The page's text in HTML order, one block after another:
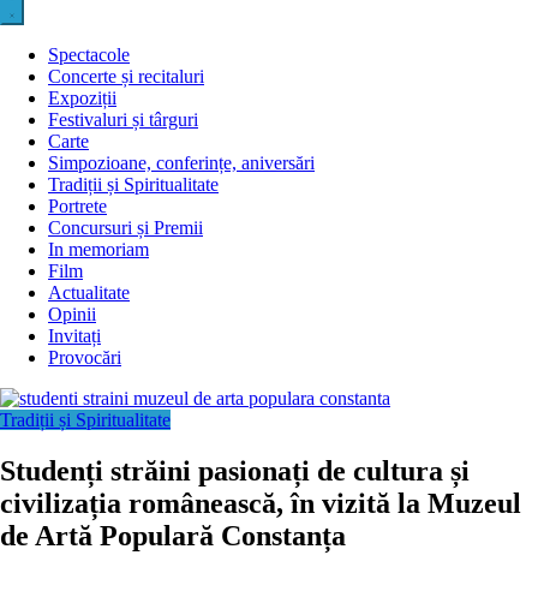
Spectacole
Concerte și recitaluri
Expoziții
Festivaluri și târguri
Carte
Simpozioane, conferințe, aniversări
Tradiții și Spiritualitate
Portrete
Concursuri și Premii
In memoriam
Film
Actualitate
Opinii
Invitați
Provocări
Tradiții și Spiritualitate
Studenți străini pasionați de cultura și
civilizația românească, în vizită la Muzeul
de Artă Populară Constanța